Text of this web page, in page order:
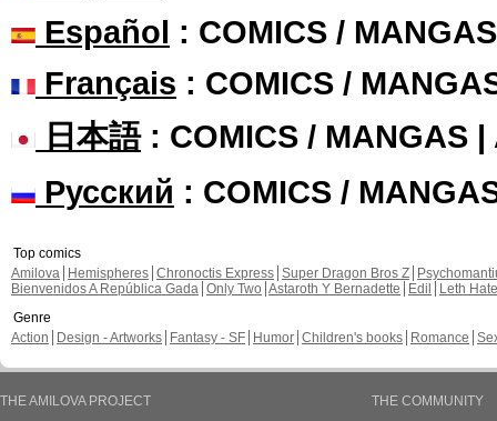
Español : COMICS /
Français : COMICS /
日本語: COMICS / MANGAS |
Русский : COMICS /
Top comics
Amilova
Hemispheres Chronoctis Express Super Dragon Bros Z
Bienvenidos A República Gada Only Two Astaroth Y Bernadette Edil
Leth Hate
Genre
Action
Design - Artworks Fantasy - SF Humor Children's books Romance
THE AMILOVA PROJECT
THE COMMUNITY